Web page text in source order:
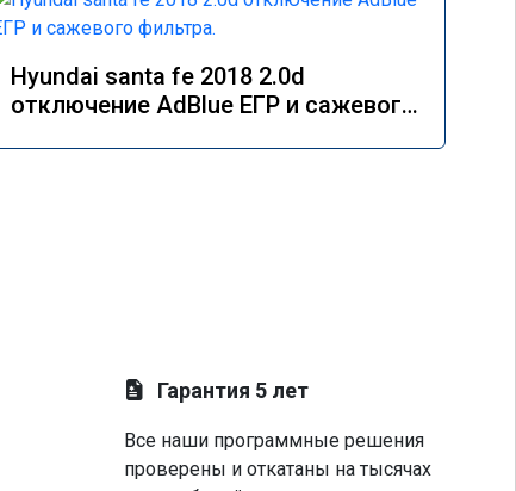
Hyundai santa fe 2018 2.0d
отключение AdBlue ЕГР и сажевого
Гарантия 5 лет
Все наши программные решения
проверены и откатаны на тысячах